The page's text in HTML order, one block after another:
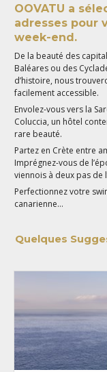
OOVATU a
adresses pour
week-end.
De la beauté des
Baléares ou des
d’histoire, nous
facilement accessible.
Envolez-vous vers la
Coluccia, un hôtel
rare beauté.
Partez en Crète entre
Imprégnez-vous de
viennois à deux pas de
Perfectionnez votre
canarienne…
Quelques